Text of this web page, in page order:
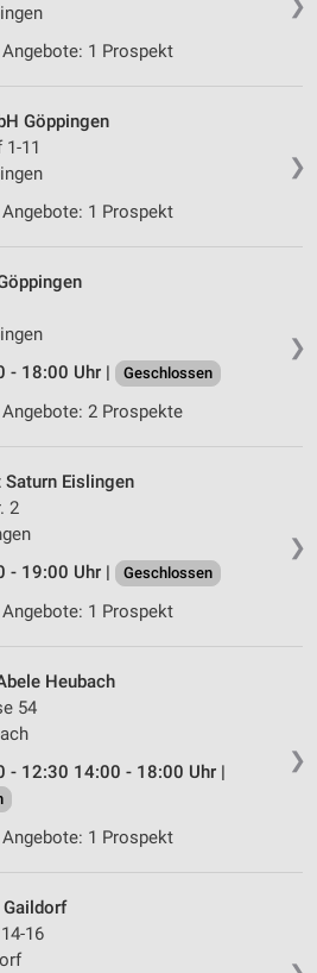
❯
Angebote: 1 Prospekt
❯
Göppingen
11
Angebote: 1 Prospekt
❯
- 18:00 Uhr |
Geschlossen
Angebote: 2 Prospekte
❯
Eislingen
2
- 19:00 Uhr |
Geschlossen
Angebote: 1 Prospekt
❯
Heubach
54
- 12:30 14:00 - 18:00 Uhr |
Angebote: 1 Prospekt
Gaildorf
16